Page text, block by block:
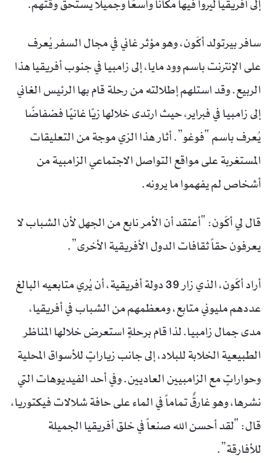
إلى أفريقيا ليروا فيها مكانًا واسعًا وجميلًا يستحق وقتهم.
سافر بيرتولد أكّون، وهو مؤثر غاني في مجال السفر يُعرف
على الإنترنت باسم وود مايا، إلى زامبيا في جنوب أفريقيا هذا
الربيع. وقد استلهم إطلالته من رحلة قام بها الرئيس الغاني
إلى زامبيا في فبراير، حيث ارتدى خلالها زيًا غانيًا فضفاضًا
يُعرف باسم “فوغو”. أثار هذا الزي موجة من التعليقات
المستغربة على مواقع التواصل الاجتماعي الزامبية من
أشخاص لم يفهموا ما يرونه.
قال لي أكّون: “أعتقد أن الأمر نابع من الجهل لأن الشباب لا
يعرفون حقاً ثقافات الدول الأفريقية الأخرى”.
أراد أكّون، الذي زار 39 دولة أفريقية، أن يُري متابعيه البالغ
عددهم مليوني متابع، ومعظمهم من الشباب في أفريقيا،
مدى جمال زامبيا. لذا قام برحلةٍ استعرض خلالها المناظر
الطبيعية الخلابة للبلاد، إلى جانب زياراتٍ للأسواق المحلية
وحواراتٍ مع الزامبيين العاديين. وفي أحد الفيديوهات التي
نشرها، وهو غارقٌ تماماً في الماء على حافة شلالات فيكتوريا،
قال: “لقد أحسن الله صنعاً في خلق أفريقيا الجميلة
للأفارقة”.